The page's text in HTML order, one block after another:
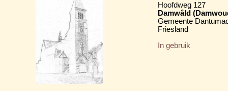
Hoofdweg 127
Damwâld
Gemeente
Friesland
In gebruik